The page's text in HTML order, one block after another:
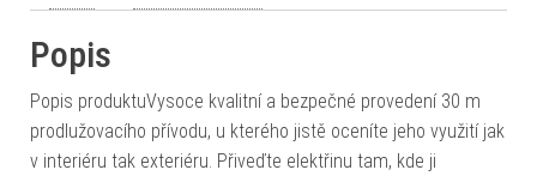
Popis
Popis produktuVysoce kvalitní a bezpečné provedení 30 m
prodlužovacího přívodu, u kterého jistě oceníte jeho využití jak
v interiéru tak exteriéru. Přiveďte elektřinu tam, kde ji